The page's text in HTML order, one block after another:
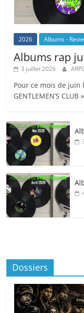
2026 Albums -
Albums rap
3 juillet 2026
Pour ce mois de juin
GENTLEMEN’S
Dossiers